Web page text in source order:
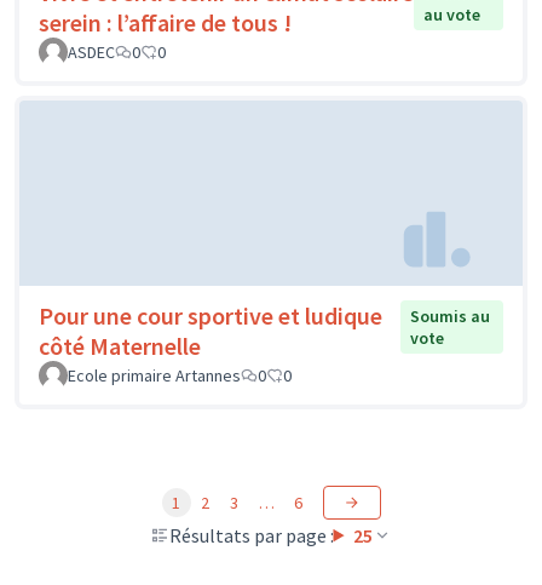
serein : l’affaire de tous !
au vote
ASDEC
0 0
Pour une cour sportive et ludique
côté Maternelle
Soumis au
vote
Ecole primaire Artannes
0 0
Résultats par page : 25
1 2 3 … 6